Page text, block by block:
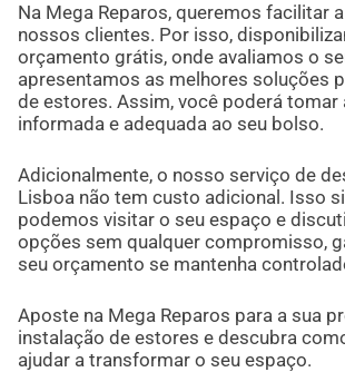
Na Mega Reparos, queremos facilitar
nossos clientes. Por isso,
orçamento grátis, onde avaliamos o
apresentamos as melhores soluções
de estores. Assim, você poderá tomar
informada e adequada ao seu bolso.
Adicionalmente, o nosso serviço de
Lisboa não tem custo adicional. Isso
podemos visitar o seu espaço e
opções sem qualquer compromisso,
seu orçamento se mantenha
Aposte na Mega Reparos para a sua
instalação de estores e descubra
ajudar a transformar o seu espaço.